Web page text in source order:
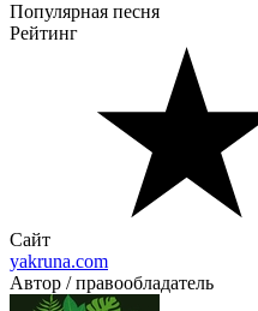
Популярная песня
Рейтинг
Сайт
yakruna.com
Автор / правообладатель